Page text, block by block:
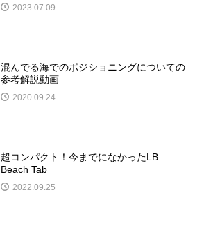
2023.07.09
混んでる海でのポジショニングについての
参考解説動画
2020.09.24
超コンパクト！今までになかったLB
Beach Tab
2022.09.25